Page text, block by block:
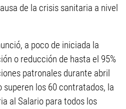
de la crisis sanitaria a nivel
a poco de iniciada la
o reducción de hasta el 95%
patronales durante abril
superen los 60 contratados, la
al Salario para todos los